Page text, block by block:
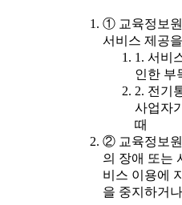
① 교육정보
서비스 제공
1. 서비
인한 부
2. 전기
사업자
때
② 교육정보원
의 장애 또는
비스 이용에
을 중지하거